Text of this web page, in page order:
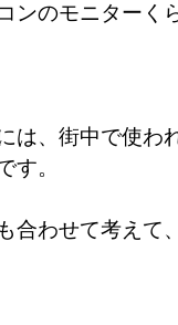
ンのモニターく
は、街中で使わ
す。
合わせて考えて